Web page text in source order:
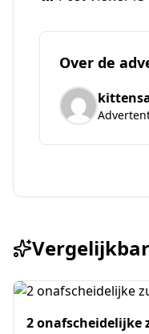
Over de
2 onafscheidelijke